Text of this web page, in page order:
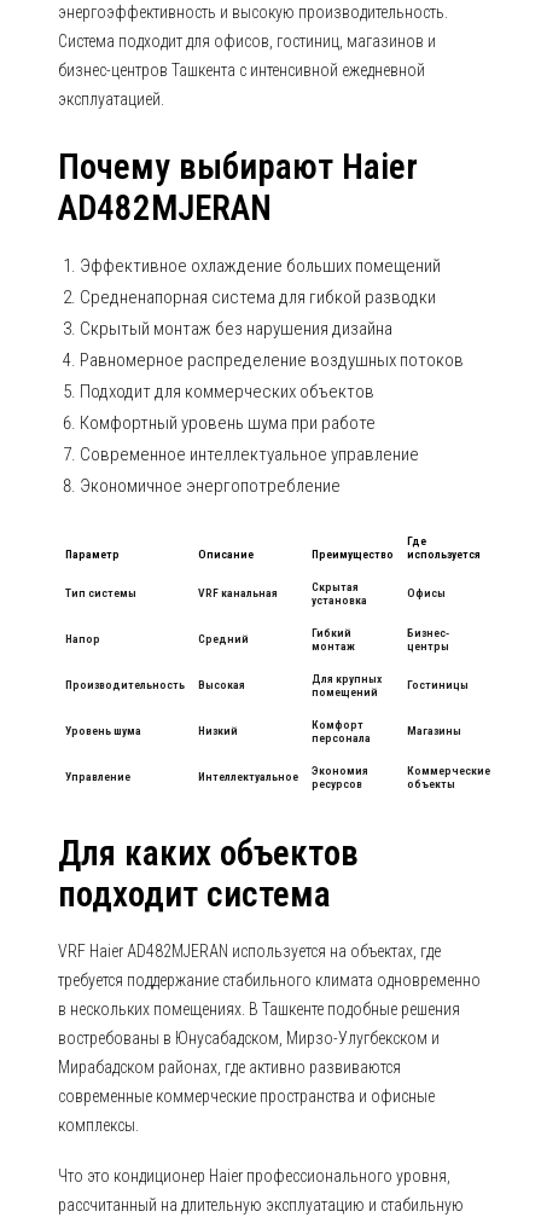
энергоэффективность и высокую производительность.
Система подходит для офисов, гостиниц, магазинов и
бизнес-центров Ташкента с интенсивной ежедневной
эксплуатацией.
Почему выбирают Haier
AD482MJERAN
Эффективное охлаждение больших помещений
Средненапорная система для гибкой разводки
Скрытый монтаж без нарушения дизайна
Равномерное распределение воздушных потоков
Подходит для коммерческих объектов
Комфортный уровень шума при работе
Современное интеллектуальное управление
Экономичное энергопотребление
Параметр Описание Преимущество
Где
используется
Тип системы VRF канальная
Скрытая
установка
Офисы
Напор Средний
Гибкий
монтаж
Бизнес-
центры
Производительность Высокая
Для крупных
помещений
Гостиницы
Уровень шума Низкий
Комфорт
персонала
Магазины
Управление Интеллектуальное
Экономия
ресурсов
Коммерческие
объекты
Для каких объектов
подходит система
VRF Haier AD482MJERAN используется на объектах, где
требуется поддержание стабильного климата одновременно
в нескольких помещениях. В Ташкенте подобные решения
востребованы в Юнусабадском, Мирзо-Улугбекском и
Мирабадском районах, где активно развиваются
современные коммерческие пространства и офисные
комплексы.
Что это кондиционер Haier профессионального уровня,
рассчитанный на длительную эксплуатацию и стабильную